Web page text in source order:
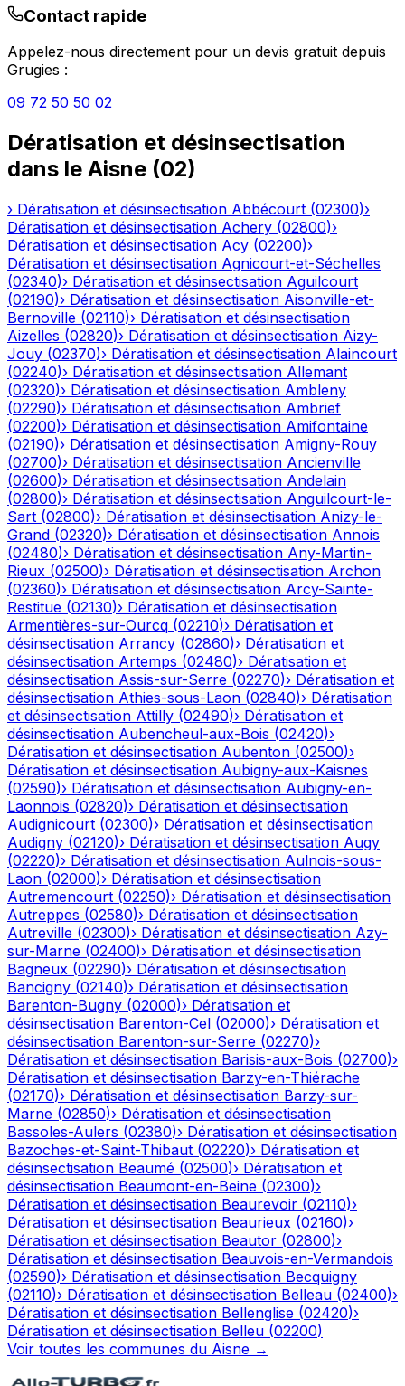
Contact rapide
Appelez-nous directement pour un devis gratuit depuis
Grugies :
09 72 50 50 02
Dératisation et désinsectisation
dans le Aisne (02)
› Dératisation et désinsectisation Abbécourt (02300)›
Dératisation et désinsectisation Achery (02800)›
Dératisation et désinsectisation Acy (02200)›
Dératisation et désinsectisation Agnicourt-et-Séchelles
(02340)› Dératisation et désinsectisation Aguilcourt
(02190)› Dératisation et désinsectisation Aisonville-et-
Bernoville (02110)› Dératisation et désinsectisation
Aizelles (02820)› Dératisation et désinsectisation Aizy-
Jouy (02370)› Dératisation et désinsectisation Alaincourt
(02240)› Dératisation et désinsectisation Allemant
(02320)› Dératisation et désinsectisation Ambleny
(02290)› Dératisation et désinsectisation Ambrief
(02200)› Dératisation et désinsectisation Amifontaine
(02190)› Dératisation et désinsectisation Amigny-Rouy
(02700)› Dératisation et désinsectisation Ancienville
(02600)› Dératisation et désinsectisation Andelain
(02800)› Dératisation et désinsectisation Anguilcourt-le-
Sart (02800)› Dératisation et désinsectisation Anizy-le-
Grand (02320)› Dératisation et désinsectisation Annois
(02480)› Dératisation et désinsectisation Any-Martin-
Rieux (02500)› Dératisation et désinsectisation Archon
(02360)› Dératisation et désinsectisation Arcy-Sainte-
Restitue (02130)› Dératisation et désinsectisation
Armentières-sur-Ourcq (02210)› Dératisation et
désinsectisation Arrancy (02860)› Dératisation et
désinsectisation Artemps (02480)› Dératisation et
désinsectisation Assis-sur-Serre (02270)› Dératisation et
désinsectisation Athies-sous-Laon (02840)› Dératisation
et désinsectisation Attilly (02490)› Dératisation et
désinsectisation Aubencheul-aux-Bois (02420)›
Dératisation et désinsectisation Aubenton (02500)›
Dératisation et désinsectisation Aubigny-aux-Kaisnes
(02590)› Dératisation et désinsectisation Aubigny-en-
Laonnois (02820)› Dératisation et désinsectisation
Audignicourt (02300)› Dératisation et désinsectisation
Audigny (02120)› Dératisation et désinsectisation Augy
(02220)› Dératisation et désinsectisation Aulnois-sous-
Laon (02000)› Dératisation et désinsectisation
Autremencourt (02250)› Dératisation et désinsectisation
Autreppes (02580)› Dératisation et désinsectisation
Autreville (02300)› Dératisation et désinsectisation Azy-
sur-Marne (02400)› Dératisation et désinsectisation
Bagneux (02290)› Dératisation et désinsectisation
Bancigny (02140)› Dératisation et désinsectisation
Barenton-Bugny (02000)› Dératisation et
désinsectisation Barenton-Cel (02000)› Dératisation et
désinsectisation Barenton-sur-Serre (02270)›
Dératisation et désinsectisation Barisis-aux-Bois (02700)›
Dératisation et désinsectisation Barzy-en-Thiérache
(02170)› Dératisation et désinsectisation Barzy-sur-
Marne (02850)› Dératisation et désinsectisation
Bassoles-Aulers (02380)› Dératisation et désinsectisation
Bazoches-et-Saint-Thibaut (02220)› Dératisation et
désinsectisation Beaumé (02500)› Dératisation et
désinsectisation Beaumont-en-Beine (02300)›
Dératisation et désinsectisation Beaurevoir (02110)›
Dératisation et désinsectisation Beaurieux (02160)›
Dératisation et désinsectisation Beautor (02800)›
Dératisation et désinsectisation Beauvois-en-Vermandois
(02590)› Dératisation et désinsectisation Becquigny
(02110)› Dératisation et désinsectisation Belleau (02400)›
Dératisation et désinsectisation Bellenglise (02420)›
Dératisation et désinsectisation Belleu (02200)
Voir toutes les communes du Aisne →